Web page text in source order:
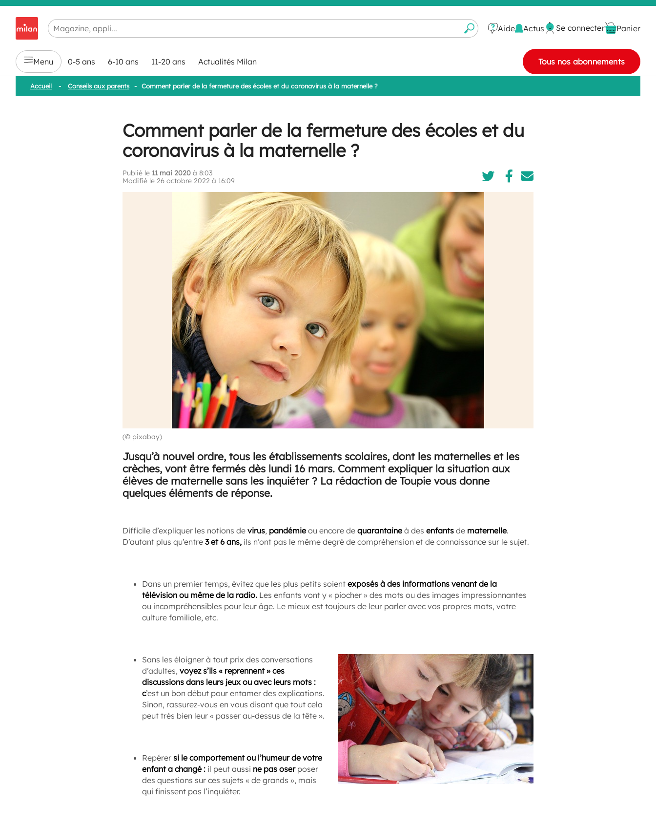
Chargement en cours...
Aide Actus Se connecter Panier
Menu 0-5 ans 6-10 ans 11-20 ans Actualités Milan Tous nos abonnements
Accueil - Conseils aux parents - Comment parler de la fermeture des écoles et du coronavirus à la maternelle ?
Comment parler de la fermeture des écoles et du
coronavirus à la maternelle ?
Publié le 11 mai 2020 à 8:03
Modifié le 26 octobre 2022 à 16:09
(© pixabay)
Jusqu’à nouvel ordre, tous les établissements scolaires, dont les maternelles et les
crèches, vont être fermés dès lundi 16 mars. Comment expliquer la situation aux
élèves de maternelle sans les inquiéter ? La rédaction de Toupie vous donne
quelques éléments de réponse.
Difficile d’expliquer les notions de virus, pandémieou encore de quarantaineà des enfants de maternelle.
D’autant plus qu’entre 3 et 6 ans, ils n’ont pas le même degré de compréhension et de connaissance sur le sujet.
Dans un premier temps, évitez que les plus petits soient exposés à des informations venant de la
télévision ou même de la radio. Les enfants vont y « piocher » des mots ou des images impressionnantes
ou incompréhensibles pour leur âge. Le mieux est toujours de leur parler avec vos propres mots, votre
culture familiale, etc.
Sans les éloigner à tout prix des conversations
d’adultes, voyez s’ils « reprennent » ces
discussions dans leurs jeux ou avec leurs mots :
c’est un bon début pour entamer des explications.
Sinon, rassurez-vous en vous disant que tout cela
peut très bien leur « passer au-dessus de la tête ».
Repérer si le comportement ou l’humeur de votre
enfant a changé : il peut aussi ne pas oserposer
des questions sur ces sujets « de grands », mais
qui finissent pas l’inquiéter.